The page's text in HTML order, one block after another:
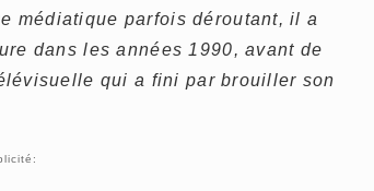
médiatique parfois déroutant, il a
dans les années 1990, avant de
qui a fini par brouiller son